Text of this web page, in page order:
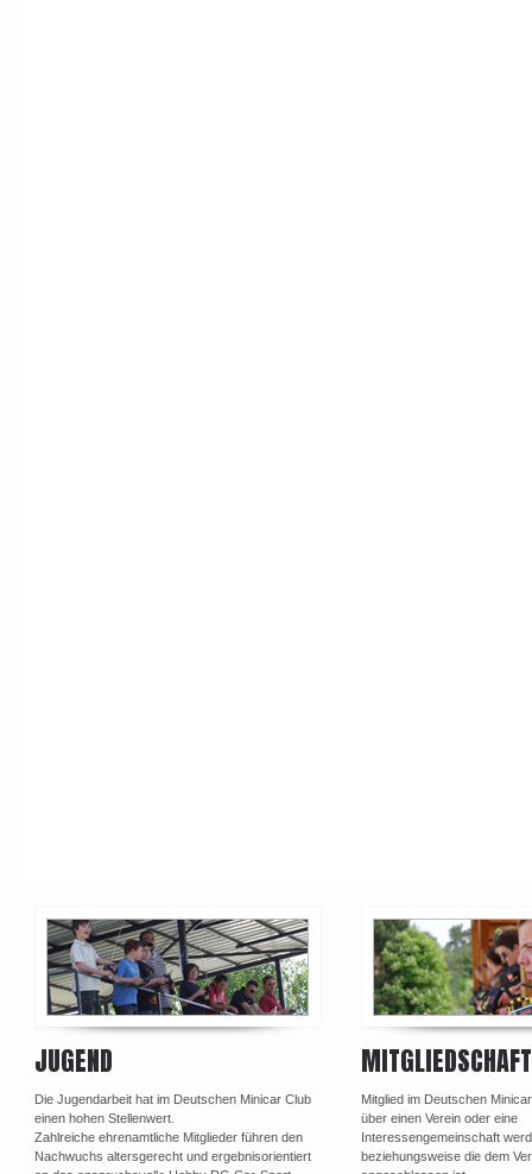
JUGEND
Die Jugendarbeit hat im Deutschen Minicar Club
einen hohen Stellenwert.
Zahlreiche ehrenamtliche Mitglieder führen den
Nachwuchs altersgerecht und ergebnisorientiert
MITGLIEDSCHAFT
Mitglied im Deutschen
über einen Verein oder eine
Interessengemeinschaft
beziehungsweise die dem